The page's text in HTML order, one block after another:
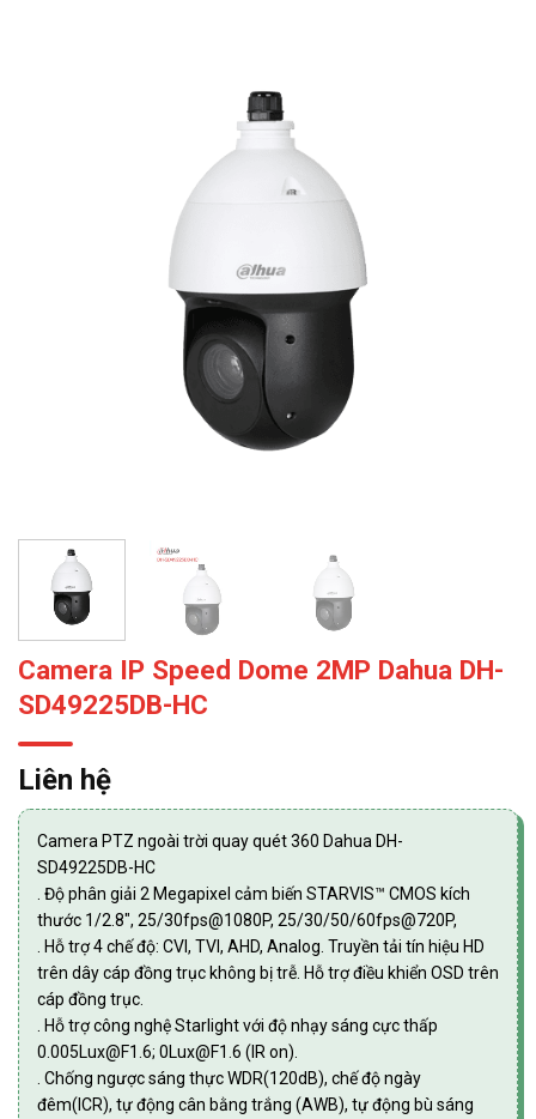
Camera IP Speed Dome 2MP Dahua DH-
SD49225DB-HC
Liên hệ
Camera PTZ ngoài trời quay quét 360 Dahua DH-
SD49225DB-HC
. Độ phân giải 2 Megapixel cảm biến STARVIS™ CMOS kích
thước 1/2.8″, 25/30fps@1080P, 25/30/50/60fps@720P,
. Hỗ trợ 4 chế độ: CVI, TVI, AHD, Analog. Truyền tải tín hiệu HD
trên dây cáp đồng trục không bị trễ. Hỗ trợ điều khiển OSD trên
cáp đồng trục.
. Hỗ trợ công nghệ Starlight với độ nhạy sáng cực thấp
0.005Lux@F1.6; 0Lux@F1.6 (IR on).
. Chống ngược sáng thực WDR(120dB), chế độ ngày
đêm(ICR), tự động cân bằng trắng (AWB), tự động bù sáng